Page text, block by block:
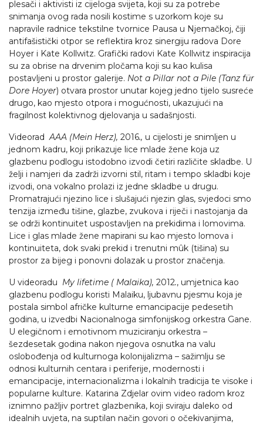
plesači i aktivisti iz cijeloga svijeta, koji su za potrebe
snimanja ovog rada nosili kostime s uzorkom koje su
napravile radnice tekstilne tvornice Pausa u Njemačkoj, čiji
antifašistički otpor se reflektira kroz sinergiju radova Dore
Hoyer i Kate Kollwitz. Grafički radovi Kate Kollwitz inspiracija
su za obrise na drvenim pločama koji su kao kulisa
postavljeni u prostor galerije. Not a Pillar not a Pile (Tanz für
Dore Hoyer) otvara prostor unutar kojeg jedno tijelo susreće
drugo, kao mjesto otpora i mogućnosti, ukazujući na
fragilnost kolektivnog djelovanja u sadašnjosti.
VideoradAAA (Mein Herz), 2016., u cijelosti je snimljen u
jednom kadru, koji prikazuje lice mlade žene koja uz
glazbenu podlogu istodobno izvodi četiri različite skladbe. U
želji i namjeri da zadrži izvorni stil, ritam i tempo skladbi koje
izvodi, ona vokalno prolazi iz jedne skladbe u drugu.
Promatrajući njezino lice i slušajući njezin glas, svjedoci smo
tenzija između tišine, glazbe, zvukova i riječi i nastojanja da
se održi kontinuitet uspostavljen na prekidima i lomovima.
Lice i glas mlade žene mapirani su kao mjesto lomova i
kontinuiteta, dok svaki prekid i trenutni mûk (tišina) su
prostor za bijeg i ponovni dolazak u prostor značenja.
U videoradu My lifetime ( Malaika), 2012., umjetnica kao
glazbenu podlogu koristi Malaiku, ljubavnu pjesmu koja je
postala simbol afričke kulturne emancipacije pedesetih
godina, u izvedbi Nacionalnoga simfonijskog orkestra Gane.
U elegičnom i emotivnom muziciranju orkestra –
šezdesetak godina nakon njegova osnutka na valu
oslobođenja od kulturnoga kolonijalizma – sažimlju se
odnosi kulturnih centara i periferije, modernosti i
emancipacije, internacionalizma i lokalnih tradicija te visoke i
popularne kulture. Katarina Zdjelar ovim video radom kroz
iznimno pažljiv portret glazbenika, koji sviraju daleko od
idealnih uvjeta, na suptilan način govori o očekivanjima,